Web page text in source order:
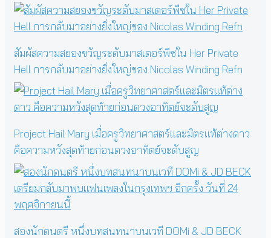
สัมผัสความสยองขวัญระดับมาสเตอร์พีซใน Her Private
Hell การกลับมาอย่างยิ่งใหญ่ของ Nicolas Winding Refn
Project Hail Mary เมื่อครูวิทยาศาสตร์และมิตรแท้ต่างดาว
คือความหวังสุดท้ายก่อนดวงอาทิตย์จะดับสูญ
สองนักดนตรี หนึ่งบทสนทนาบนเวที DOMi & JD BECK